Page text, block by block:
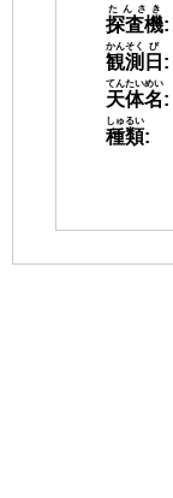
探査機
たんさき
:
観測
かんそく
日
び
:
天体名
てんたいめい
:
種類
しゅるい
: